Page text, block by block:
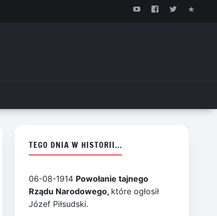
TEGO DNIA W HISTORII…
06-08-1914 Powołanie tajnego
Rządu Narodowego, które ogłosił
Józef Piłsudski.